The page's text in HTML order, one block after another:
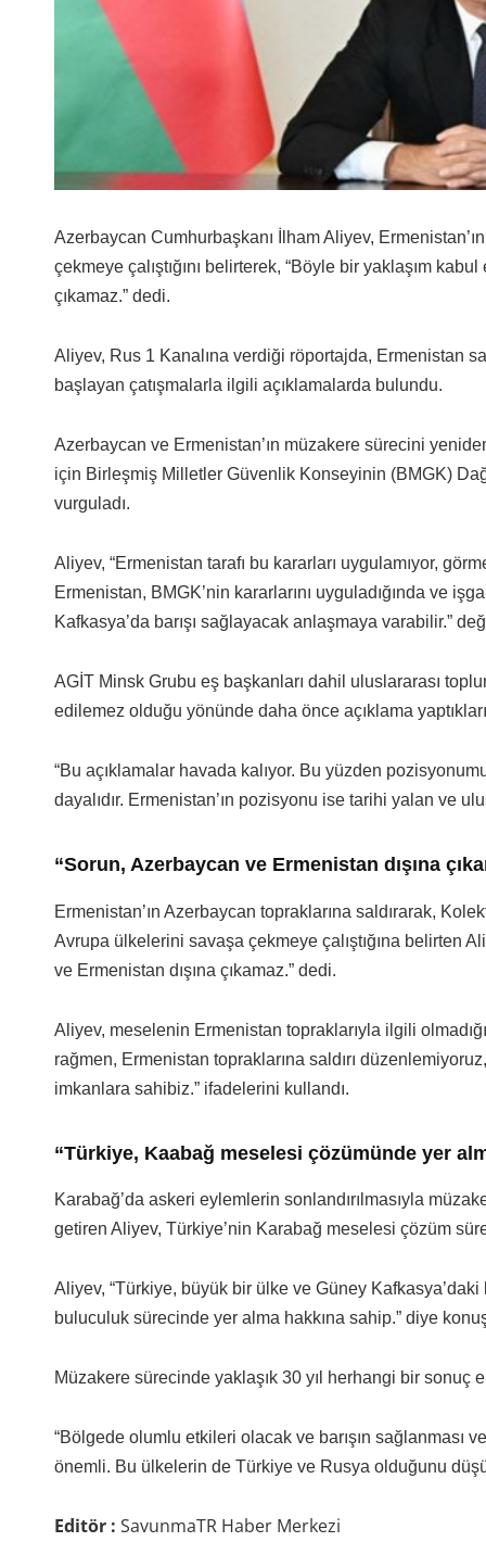
Azerbaycan Cumhurbaşkanı İlham Aliyev,
çekmeye çalıştığını belirterek, “Böyle bir yaklaşım
çıkamaz.” dedi.
Aliyev, Rus 1 Kanalına verdiği röportajda, Ermenistan
başlayan çatışmalarla ilgili açıklamalarda bulundu.
Azerbaycan ve Ermenistan’ın müzakere sürecini
için Birleşmiş Milletler Güvenlik Konseyinin (BMGK)
vurguladı.
Aliyev, “Ermenistan tarafı bu kararları uygulamıyor,
Ermenistan, BMGK’nin kararlarını uyguladığında ve
Kafkasya’da barışı sağlayacak anlaşmaya varabilir.”
AGİT Minsk Grubu eş başkanları dahil uluslararası
edilemez olduğu yönünde daha önce açıklama
“Bu açıklamalar havada kalıyor. Bu yüzden
dayalıdır. Ermenistan’ın pozisyonu ise tarihi yalan ve
“Sorun, Azerbaycan ve Ermenistan dışına
Ermenistan’ın Azerbaycan topraklarına saldırarak,
Avrupa ülkelerini savaşa çekmeye çalıştığına belirten
ve Ermenistan dışına çıkamaz.” dedi.
Aliyev, meselenin Ermenistan topraklarıyla ilgili
rağmen, Ermenistan topraklarına saldırı
imkanlara sahibiz.” ifadelerini kullandı.
“Türkiye, Kaabağ meselesi çözümünde yer
Karabağ’da askeri eylemlerin sonlandırılmasıyla
getiren Aliyev, Türkiye’nin Karabağ meselesi çözüm
Aliyev, “Türkiye, büyük bir ülke ve Güney
buluculuk sürecinde yer alma hakkına sahip.” diye
Müzakere sürecinde yaklaşık 30 yıl herhangi bir
“Bölgede olumlu etkileri olacak ve barışın
önemli. Bu ülkelerin de Türkiye ve Rusya olduğunu
Editör : SavunmaTR Haber Merkezi